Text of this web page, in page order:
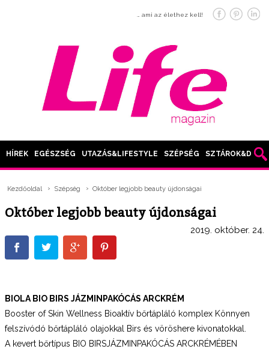
… ami az élethez kell!
HÍREK EGÉSZSÉG UTAZÁS&LIFESTYLE SZÉPSÉG SZTÁROK&DIVAT
Kezdőoldal Szépség Október legjobb beauty újdonságai
Október legjobb beauty újdonságai
2019. október. 24.
BIOLA BIO BIRS JÁZMINPAKÓCÁS ARCKRÉM
Booster of Skin Wellness Bioaktív bőrtápláló komplex Könnyen
felszívódó bőrtápláló olajokkal Birs és vöröshere kivonatokkal.
A kevert bőrtípus BIO BIRSJÁZMINPAKÓCÁS ARCKRÉMÉBEN